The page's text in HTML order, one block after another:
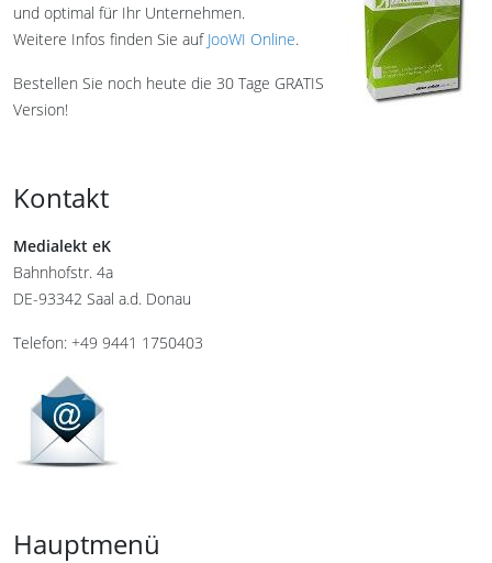
und optimal für Ihr Unternehmen.
Weitere Infos finden Sie auf JooWI Online.
Bestellen Sie noch heute die 30 Tage GRATIS
Version!
Kontakt
Medialekt eK
Bahnhofstr. 4a
DE-93342 Saal a.d. Donau
Telefon: +49 9441 1750403
Hauptmenü